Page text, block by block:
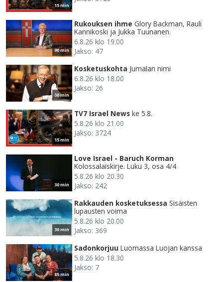
15 min
90 min
Rukouksen ihme Glory Backman, Rauli
Kannikoski ja Jukka Tuunanen.
6.8.26 klo 19.00
Jakso: 47
30 min
Kosketuskohta Jumalan nimi
6.8.26 klo 18.00
Jakso: 26
15 min
TV7 Israel News ke 5.8.
5.8.26 klo 21.00
Jakso: 3724
30 min
Love Israel - Baruch Korman
Kolossalaiskirje. Luku 3, osa 4/4
5.8.26 klo 20.30
Jakso: 242
30 min
Rakkauden kosketuksessa Sisäisten
lupausten voima
5.8.26 klo 20.00
Jakso: 369
85 min
Sadonkorjuu Luomassa Luojan kanssa
5.8.26 klo 18.30
Jakso: 7